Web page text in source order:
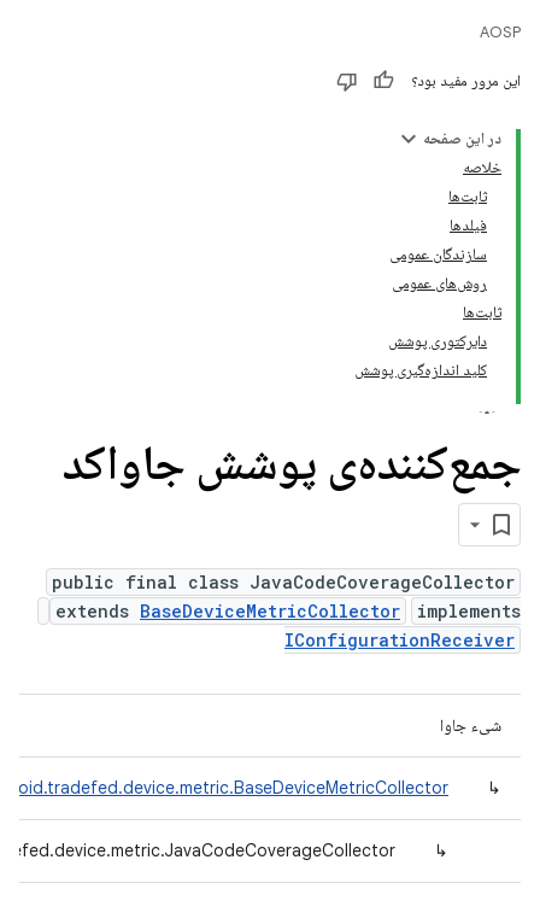
AOSP
این مرور مفید بود؟
در این صفحه
خلاصه
ثابت‌ها
فیلدها
سازندگان عمومی
روش‌های عمومی
ثابت‌ها
دایرکتوری پوشش
کلید اندازه‌گیری پوشش
جمع‌کننده‌ی پوشش جاواکد
public final class JavaCodeCoverageCollector
extends BaseDeviceMetricCollector
implements
IConfigurationReceiver
شیء جاوا
↳
↳